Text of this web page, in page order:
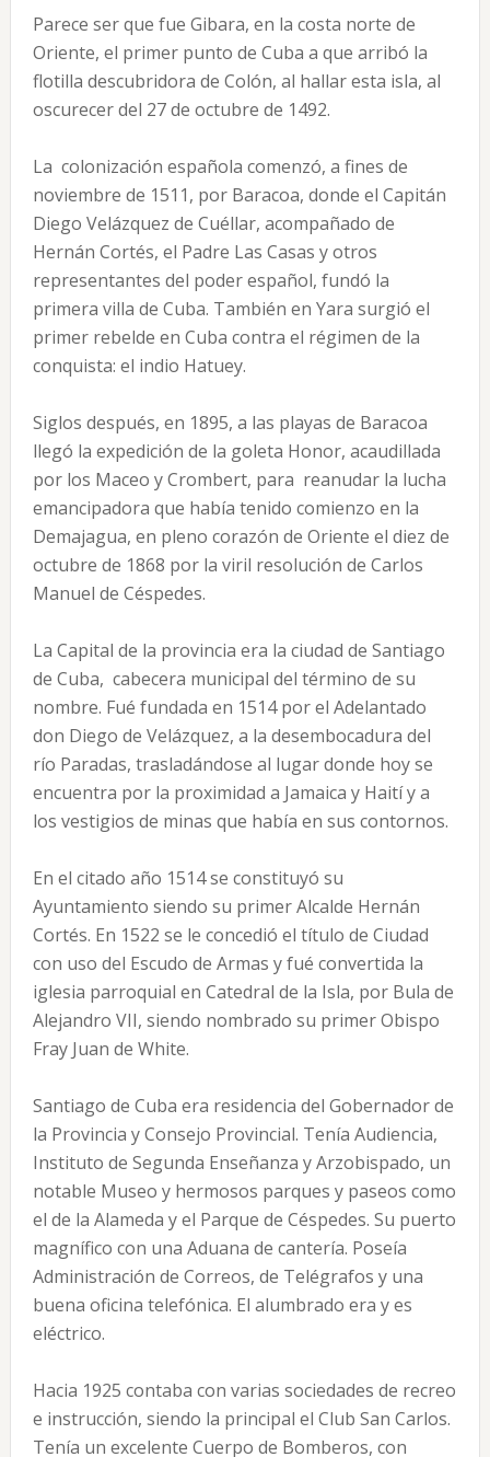
Parece ser que fue Gibara, en la costa norte de
Oriente, el primer punto de Cuba a que arribó la
flotilla descubridora de Colón, al hallar esta isla, al
oscurecer del 27 de octubre de 1492.
La colonización española comenzó, a fines de
noviembre de 1511, por Baracoa, donde el Capitán
Diego Velázquez de Cuéllar, acompañado de
Hernán Cortés, el Padre Las Casas y otros
representantes del poder español, fundó la
primera villa de Cuba. También en Yara surgió el
primer rebelde en Cuba contra el régimen de la
conquista: el indio Hatuey.
Siglos después, en 1895, a las playas de Baracoa
llegó la expedición de la goleta Honor, acaudillada
por los Maceo y Crombert, para reanudar la lucha
emancipadora que había tenido comienzo en la
Demajagua, en pleno corazón de Oriente el diez de
octubre de 1868 por la viril resolución de Carlos
Manuel de Céspedes.
La Capital de la provincia era la ciudad de Santiago
de Cuba, cabecera municipal del término de su
nombre. Fué fundada en 1514 por el Adelantado
don Diego de Velázquez, a la desembocadura del
río Paradas, trasladándose al lugar donde hoy se
encuentra por la proximidad a Jamaica y Haití y a
los vestigios de minas que había en sus contornos.
En el citado año 1514 se constituyó su
Ayuntamiento siendo su primer Alcalde Hernán
Cortés. En 1522 se le concedió el título de Ciudad
con uso del Escudo de Armas y fué convertida la
iglesia parroquial en Catedral de la Isla, por Bula de
Alejandro VII, siendo nombrado su primer Obispo
Fray Juan de White.
Santiago de Cuba era residencia del Gobernador de
la Provincia y Consejo Provincial. Tenía Audiencia,
Instituto de Segunda Enseñanza y Arzobispado, un
notable Museo y hermosos parques y paseos como
el de la Alameda y el Parque de Céspedes. Su puerto
magnífico con una Aduana de cantería. Poseía
Administración de Correos, de Telégrafos y una
buena oficina telefónica. El alumbrado era y es
eléctrico.
Hacia 1925 contaba con varias sociedades de recreo
e instrucción, siendo la principal el Club San Carlos.
Tenía un excelente Cuerpo de Bomberos, con